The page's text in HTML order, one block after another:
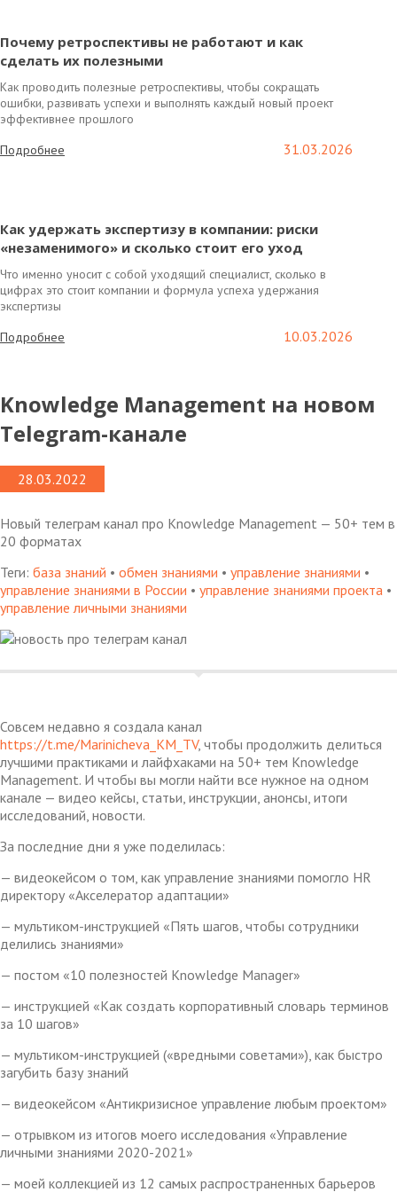
Почему ретроспективы не работают и как
сделать их полезными
Как проводить полезные ретроспективы, чтобы сокращать
ошибки, развивать успехи и выполнять каждый новый проект
эффективнее прошлого
Подробнее
31.03.2026
Как удержать экспертизу в компании: риски
«незаменимого» и сколько стоит его уход
Что именно уносит с собой уходящий специалист, сколько в
цифрах это стоит компании и формула успеха удержания
экспертизы
Подробнее
10.03.2026
Knowledge Management на новом
Telegram-канале
28.03.2022
Новый телеграм канал про Knowledge Management — 50+ тем в
20 форматах
Теги: база знаний • обмен знаниями • управление знаниями •
управление знаниями в России • управление знаниями проекта •
управление личными знаниями
Совсем недавно я создала канал
https://t.me/Marinicheva_KM_TV, чтобы продолжить делиться
лучшими практиками и лайфхаками на 50+ тем Knowledge
Management. И чтобы вы могли найти все нужное на одном
канале — видео кейсы, статьи, инструкции, анонсы, итоги
исследований, новости.
За последние дни я уже поделилась:
— видеокейсом о том, как управление знаниями помогло HR
директору «Акселератор адаптации»
— мультиком-инструкцией «Пять шагов, чтобы сотрудники
делились знаниями»
— постом «10 полезностей Knowledge Manager»
— инструкцией «Как создать корпоративный словарь терминов
за 10 шагов»
— мультиком-инструкцией («вредными советами»), как быстро
загубить базу знаний
— видеокейсом «Антикризисное управление любым проектом»
— отрывком из итогов моего исследования «Управление
личными знаниями 2020-2021»
— моей коллекцией из 12 самых распространенных барьеров